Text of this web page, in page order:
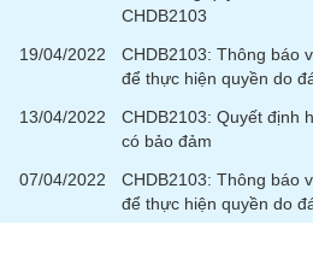
CHDB2103
19/04/2022
CHDB2103: Thông báo
để thực hiện quyền do
13/04/2022
CHDB2103: Quyết định
có bảo đảm
07/04/2022
CHDB2103: Thông báo
để thực hiện quyền do